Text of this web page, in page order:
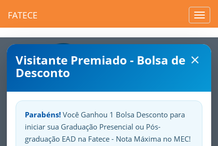
FATECE
×
Visitante Premiado - Bolsa de
Desconto
Parabéns! Você Ganhou 1 Bolsa Desconto para
iniciar sua Graduação Presencial ou Pós-
graduação EAD na Fatece - Nota Máxima no MEC!
SuaFatece.Seuorgulho.